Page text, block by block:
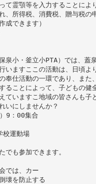
て霊顎等を入力することにより
、所得税、消費税、贈与税の
成できます）
泉小・釜立小PTA）では、蓋
いますここの活動は、日頃よ
奉仕活動の一環であり、また
ることによって、子どもの健
ていますこ地域の皆さんも子
いにしませんか？
9：00集合
校運動場
でも参加できます。
では、カー
壊を防止する